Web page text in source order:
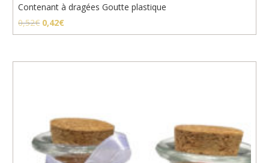
Contenant à dragées Goutte plastique
0,52€ Le
prix
était :
0,42€Le
prix
est :